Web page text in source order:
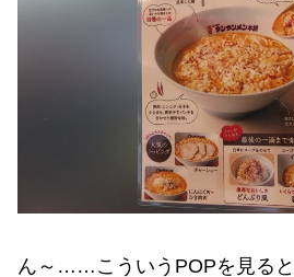
ん～……こういうPOPを見る